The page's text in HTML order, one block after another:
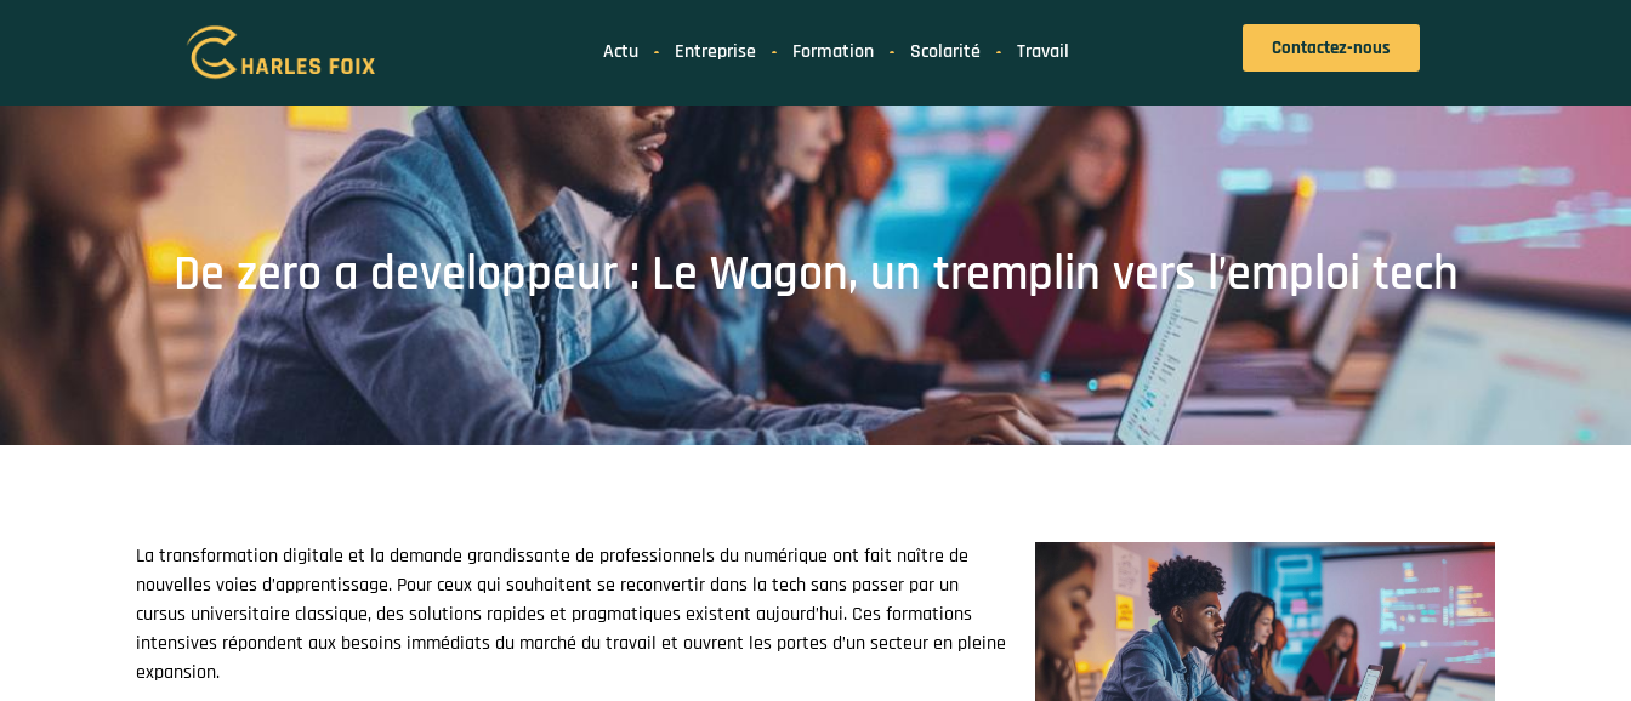
Actu Entreprise Formation Scolarité Travail Contactez-nous
De zero a developpeur : Le Wagon, un tremplin vers l’emploi tech
La transformation digitale et la demande grandissante de professionnels du numérique ont fait naître de
nouvelles voies d’apprentissage. Pour ceux qui souhaitent se reconvertir dans la tech sans passer par un
cursus universitaire classique, des solutions rapides et pragmatiques existent aujourd’hui. Ces formations
intensives répondent aux besoins immédiats du marché du travail et ouvrent les portes d’un secteur en pleine
expansion.